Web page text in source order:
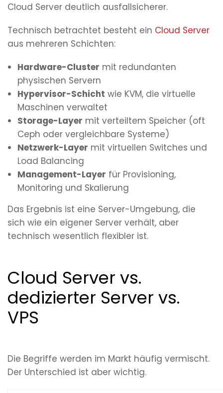
Cloud Server deutlich ausfallsicherer.
Technisch betrachtet besteht ein Cloud Server
aus mehreren Schichten:
Hardware-Cluster mit redundanten
physischen Servern
Hypervisor-Schicht wie KVM, die virtuelle
Maschinen verwaltet
Storage-Layer mit verteiltem Speicher (oft
Ceph oder vergleichbare Systeme)
Netzwerk-Layer mit virtuellen Switches und
Load Balancing
Management-Layer für Provisioning,
Monitoring und Skalierung
Das Ergebnis ist eine Server-Umgebung, die
sich wie ein eigener Server verhält, aber
technisch wesentlich flexibler ist.
Cloud Server vs.
dedizierter Server vs.
VPS
Die Begriffe werden im Markt häufig vermischt.
Der Unterschied ist aber wichtig.